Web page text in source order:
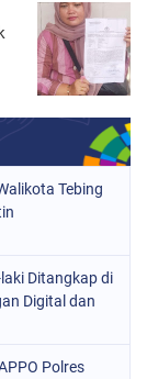
Tebing
Ditangkap di
Digital dan
Polres